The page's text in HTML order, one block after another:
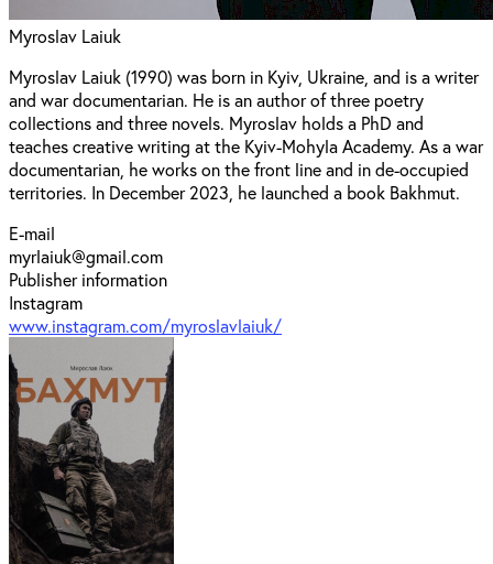
Myroslav Laiuk
Myroslav Laiuk (1990) was born in Kyiv, Ukraine, and is a writer
and war documentarian. He is an author of three poetry
collections and three novels. Myroslav holds a PhD and
teaches creative writing at the Kyiv-Mohyla Academy. As a war
documentarian, he works on the front line and in de-occupied
territories. In December 2023, he launched a book Bakhmut.
E-mail
myrlaiuk@gmail.com
Publisher information
Instagram
www.instagram.com/myroslavlaiuk/